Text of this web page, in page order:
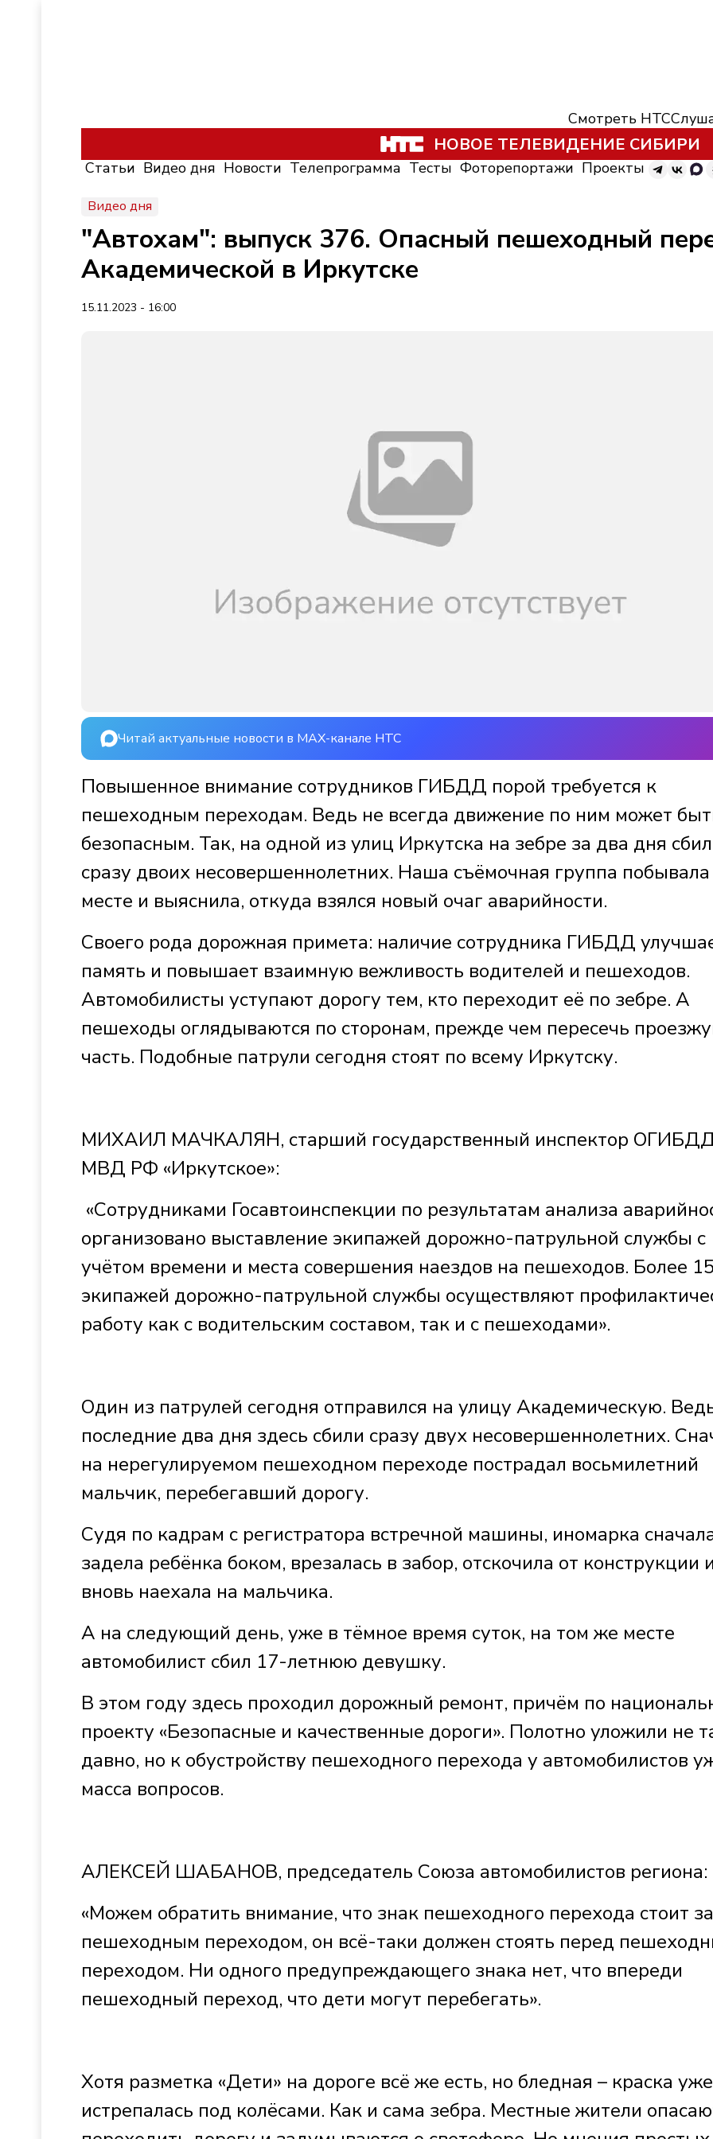
Смотреть НТС
НОВОЕ ТЕЛЕВИДЕНИЕ СИБИРИ
Статьи Видео дня Новости Телепрограмма Тесты Фоторепортажи Проекты
Видео дня
"Автохам": выпуск 376. Опасный пешеходный
Академической в Иркутске
15.11.2023 - 16:00
Читай актуальные новости в MAX-канале НТС
Повышенное внимание сотрудников ГИБДД порой требуется к
пешеходным переходам. Ведь не всегда движение по ним может
безопасным. Так, на одной из улиц Иркутска на зебре за два дня
сразу двоих несовершеннолетних. Наша съёмочная группа побывала
месте и выяснила, откуда взялся новый очаг аварийности.
Своего рода дорожная примета: наличие сотрудника ГИБДД
память и повышает взаимную вежливость водителей и пешеходов.
Автомобилисты уступают дорогу тем, кто переходит её по зебре. А
пешеходы оглядываются по сторонам, прежде чем пересечь
часть. Подобные патрули сегодня стоят по всему Иркутску.
МИХАИЛ МАЧКАЛЯН, старший государственный инспектор
МВД РФ «Иркутское»:
«Сотрудниками Госавтоинспекции по результатам анализа
организовано выставление экипажей дорожно-патрульной службы с
учётом времени и места совершения наездов на пешеходов. Более 15
экипажей дорожно-патрульной службы осуществляют
работу как с водительским составом, так и с пешеходами».
Один из патрулей сегодня отправился на улицу Академическую.
последние два дня здесь сбили сразу двух несовершеннолетних.
на нерегулируемом пешеходном переходе пострадал восьмилетний
мальчик, перебегавший дорогу.
Судя по кадрам с регистратора встречной машины, иномарка
задела ребёнка боком, врезалась в забор, отскочила от конструкции и
вновь наехала на мальчика.
А на следующий день, уже в тёмное время суток, на том же месте
автомобилист сбил 17-летнюю девушку.
В этом году здесь проходил дорожный ремонт, причём по
проекту «Безопасные и качественные дороги». Полотно уложили не
давно, но к обустройству пешеходного перехода у автомобилистов
масса вопросов.
АЛЕКСЕЙ ШАБАНОВ, председатель Союза автомобилистов региона:
«Можем обратить внимание, что знак пешеходного перехода стоит за
пешеходным переходом, он всё-таки должен стоять перед
переходом. Ни одного предупреждающего знака нет, что впереди
пешеходный переход, что дети могут перебегать».
Хотя разметка «Дети» на дороге всё же есть, но бледная – краска уже
истрепалась под колёсами. Как и сама зебра. Местные жители